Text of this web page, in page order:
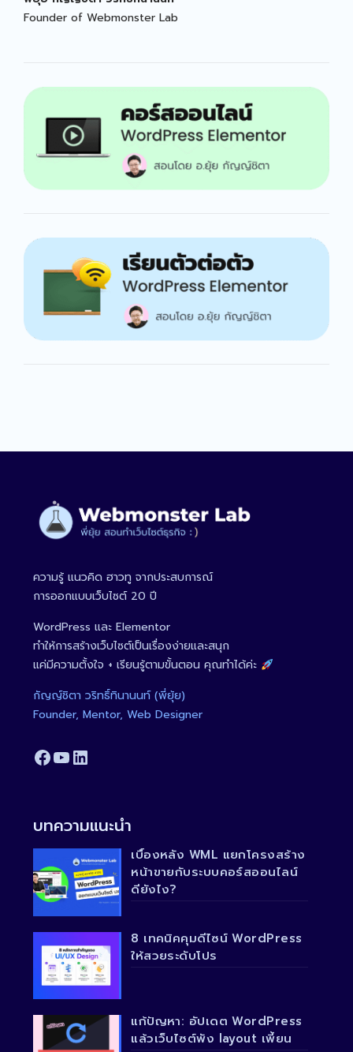
Founder of Webmonster Lab
ความรู้ แนวคิด ฮาวทู จากประสบการณ์
การออกแบบเว็บไซต์ 20 ปี
WordPress และ Elementor
ทำให้การสร้างเว็บไซต์เป็นเรื่องง่ายและสนุก
แค่มีความตั้งใจ + เรียนรู้ตามขั้นตอน คุณทำได้ค่ะ
กัญญ์ชิตา วริทธิ์ทินานนท์ (พี่ยุ้ย)
Founder, Mentor, Web Designer
Facebook
YouTube
LinkedIn
บทความแนะนำ
เบื้องหลัง WML แยกโครงสร้าง
หน้าขายกับระบบคอร์สออนไลน์
ดียังไง?
8 เทคนิคคุมดีไซน์ WordPress
ให้สวยระดับโปร
แก้ปัญหา: อัปเดต WordPress
แล้วเว็บไซต์พัง layout เพี้ยน